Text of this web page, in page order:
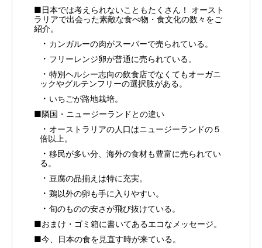
■日本では考えられないこともたくさん！ オースト
ラリアで出会った素敵な食べ物・食文化の数々をご
紹介。
カンガルーの肉がスーパーで売られている。
フリーレンジ卵が普通に売られている。
特別ヘルシー志向の飲食店でなくてもオーガニ
ックやグルテンフリーの選択肢がある。
いちごが路地栽培。
■隣国・ニュージーランドとの違い
オーストラリアの人口はニュージーランドの５
倍以上。
移民が多い分、海外の食材も豊富に売られてい
る。
豆腐の品揃えは特に充実。
鶏以外の卵も手に入りやすい。
旬のものの安さが飛び抜けている。
■おまけ・ゴミ箱に書いてあるエコなメッセージ。
■今、日本の食を見直す時が来ている。